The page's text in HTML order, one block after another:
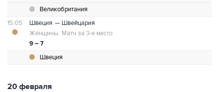
Великобритания
15:05
Швеция — Швейцария
9 – 7
Женщины. Матч за 3-е место
Швеция
20 февраля